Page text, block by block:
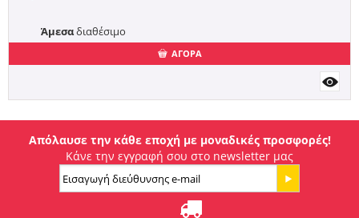
Άμεσαδιαθέσιμο
ΑΓΟΡΑ
Απόλαυσε την κάθε εποχή με μοναδικές προσφορές!
Κάνε την εγγραφή σου στο newsletter μας